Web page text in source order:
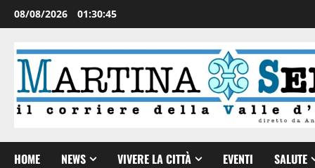
08/08/2026 01:30:45
HOME NEWS VIVERE LA CITTÀ EVENTI SALUTE